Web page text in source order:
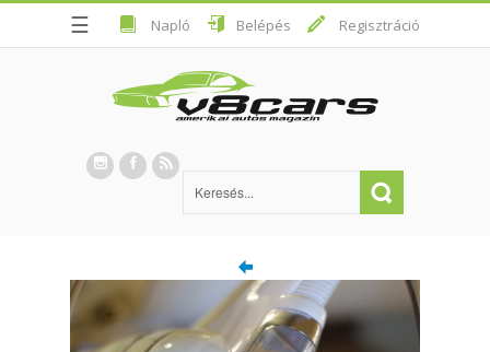
☰ Napló Belépés Regisztráció